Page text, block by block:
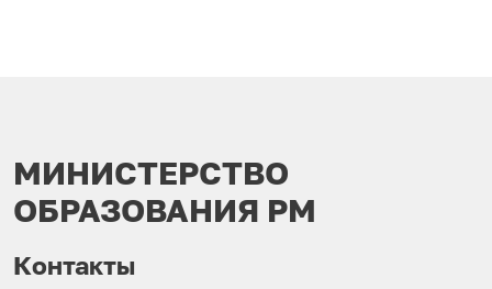
МИНИСТЕРСТВО
ОБРАЗОВАНИЯ РМ
Контакты